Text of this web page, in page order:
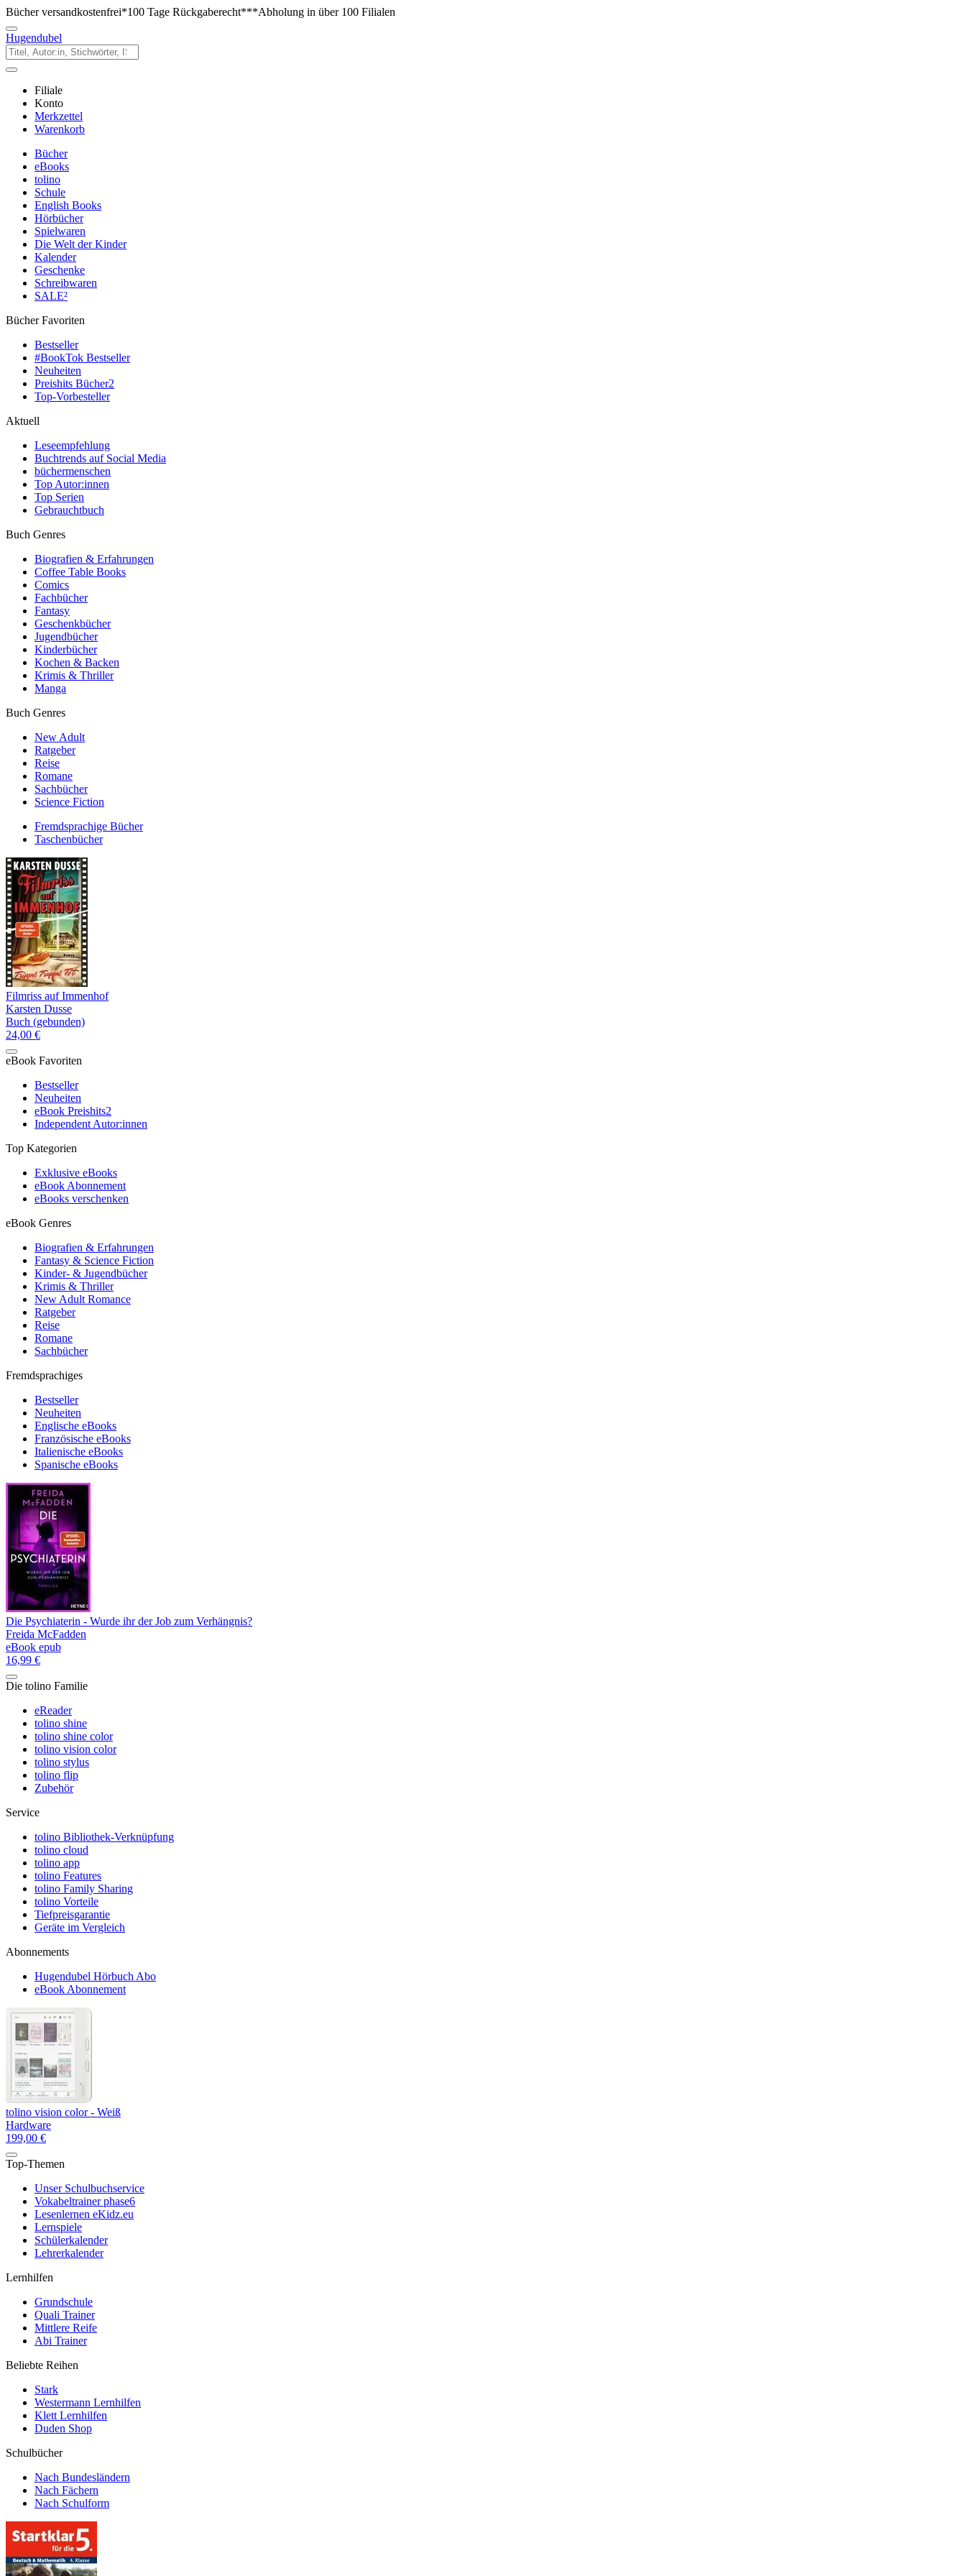
Bücher versandkostenfrei*100 Tage Rückgaberecht***Abholung in über 100 Filialen
Hugendubel
Filiale
Konto
Merkzettel
Warenkorb
Bücher
eBooks
tolino
Schule
English Books
Hörbücher
Spielwaren
Die Welt der Kinder
Kalender
Geschenke
Schreibwaren
SALE²
Bücher Favoriten
Bestseller
#BookTok Bestseller
Neuheiten
Preishits Bücher2
Top-Vorbesteller
Aktuell
Leseempfehlung
Buchtrends auf Social Media
büchermenschen
Top Autor:innen
Top Serien
Gebrauchtbuch
Buch Genres
Biografien & Erfahrungen
Coffee Table Books
Comics
Fachbücher
Fantasy
Geschenkbücher
Jugendbücher
Kinderbücher
Kochen & Backen
Krimis & Thriller
Manga
Buch Genres
New Adult
Ratgeber
Reise
Romane
Sachbücher
Science Fiction
Fremdsprachige Bücher
Taschenbücher
Filmriss auf Immenhof
Karsten Dusse
Buch (gebunden)
24,00 €
eBook Favoriten
Bestseller
Neuheiten
eBook Preishits2
Independent Autor:innen
Top Kategorien
Exklusive eBooks
eBook Abonnement
eBooks verschenken
eBook Genres
Biografien & Erfahrungen
Fantasy & Science Fiction
Kinder- & Jugendbücher
Krimis & Thriller
New Adult Romance
Ratgeber
Reise
Romane
Sachbücher
Fremdsprachiges
Bestseller
Neuheiten
Englische eBooks
Französische eBooks
Italienische eBooks
Spanische eBooks
Die Psychiaterin - Wurde ihr der Job zum Verhängnis?
Freida McFadden
eBook epub
16,99 €
Die tolino Familie
eReader
tolino shine
tolino shine color
tolino vision color
tolino stylus
tolino flip
Zubehör
Service
tolino Bibliothek-Verknüpfung
tolino cloud
tolino app
tolino Features
tolino Family Sharing
tolino Vorteile
Tiefpreisgarantie
Geräte im Vergleich
Abonnements
Hugendubel Hörbuch Abo
eBook Abonnement
tolino vision color - Weiß
Hardware
199,00 €
Top-Themen
Unser Schulbuchservice
Vokabeltrainer phase6
Lesenlernen eKidz.eu
Lernspiele
Schülerkalender
Lehrerkalender
Lernhilfen
Grundschule
Quali Trainer
Mittlere Reife
Abi Trainer
Beliebte Reihen
Stark
Westermann Lernhilfen
Klett Lernhilfen
Duden Shop
Schulbücher
Nach Bundesländern
Nach Fächern
Nach Schulform